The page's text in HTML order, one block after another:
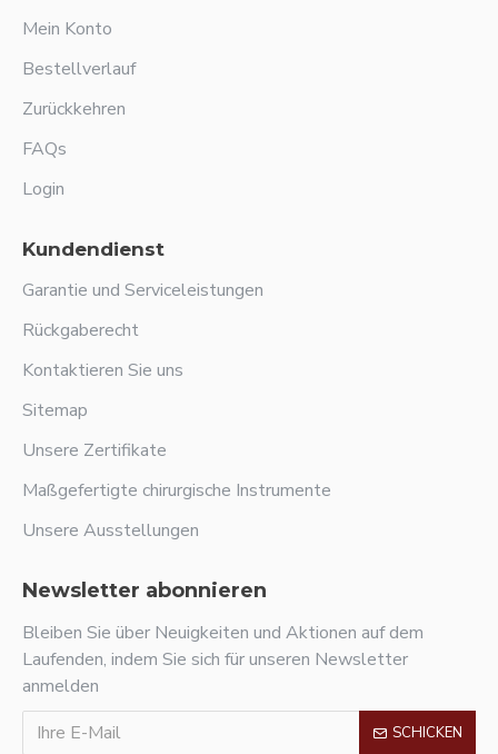
Mein Konto
Bestellverlauf
Zurückkehren
FAQs
Login
Kundendienst
Garantie und Serviceleistungen
Rückgaberecht
Kontaktieren Sie uns
Sitemap
Unsere Zertifikate
Maßgefertigte chirurgische Instrumente
Unsere Ausstellungen
Newsletter abonnieren
Bleiben Sie über Neuigkeiten und Aktionen auf dem
Laufenden, indem Sie sich für unseren Newsletter
anmelden
SCHICKEN